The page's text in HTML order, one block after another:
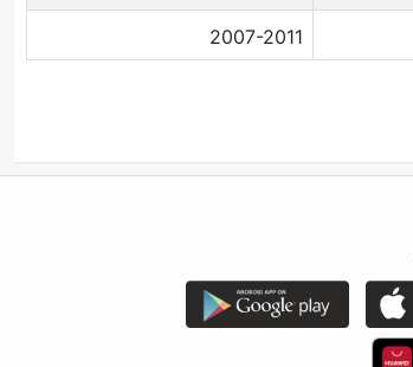
2007-2011